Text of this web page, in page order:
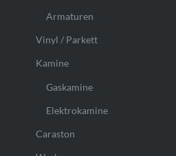
Armaturen
Vinyl / Parkett
Kamine
Gaskamine
Elektrokamine
Caraston